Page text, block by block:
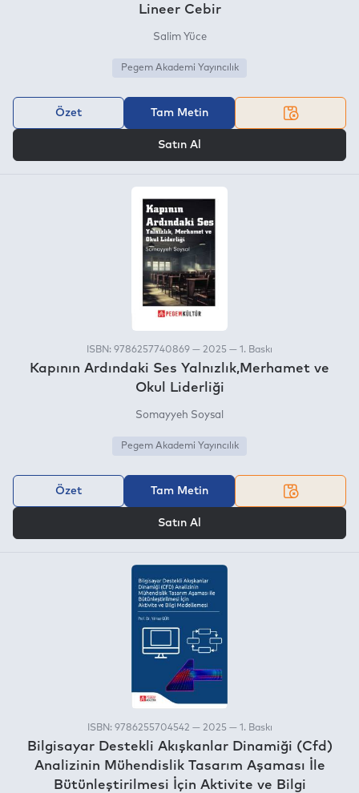
Lineer Cebir
Salim Yüce
Pegem Akademi Yayıncılık
Özet Tam Metin
Satın Al
ISBN: 9786257740869 — 2025 — 1. Baskı
Kapının Ardındaki Ses Yalnızlık,Merhamet ve
Okul Liderliği
Somayyeh Soysal
Pegem Akademi Yayıncılık
Özet Tam Metin
Satın Al
ISBN: 9786255704542 — 2025 — 1. Baskı
Bilgisayar Destekli Akışkanlar Dinamiği (Cfd)
Analizinin Mühendislik Tasarım Aşaması İle
Bütünleştirilmesi İçin Aktivite ve Bilgi